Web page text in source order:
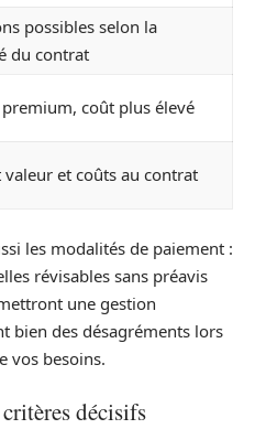
possibles selon la
du contrat
premium, coût plus élevé
et coûts au contrat
les modalités de paiement :
révisables sans préavis
une gestion
bien des désagréments lors
vos besoins.
décisifs